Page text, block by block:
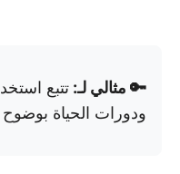
🔑 مثالي لـ: تتبع
ودورات الحياة بوضوح